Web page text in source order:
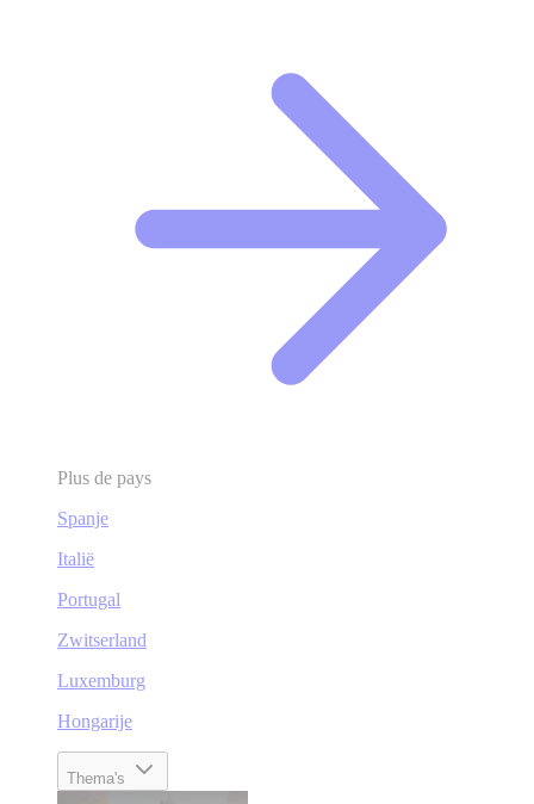
Plus de pays
Spanje
Italië
Portugal
Zwitserland
Luxemburg
Hongarije
Thema's